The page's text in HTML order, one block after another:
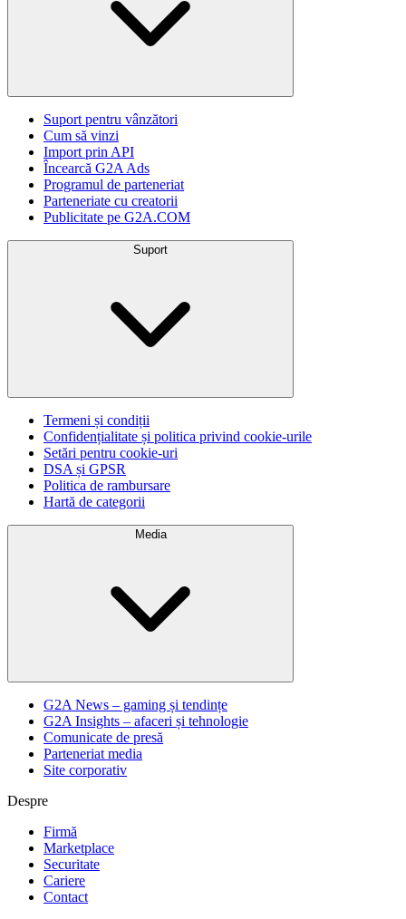
Suport pentru vânzători
Cum să vinzi
Import prin API
Încearcă G2A Ads
Programul de parteneriat
Parteneriate cu creatorii
Publicitate pe G2A.COM
Suport
Termeni și condiții
Confidențialitate și politica privind cookie-urile
Setări pentru cookie-uri
DSA și GPSR
Politica de rambursare
Hartă de categorii
Media
G2A News – gaming și tendințe
G2A Insights – afaceri și tehnologie
Comunicate de presă
Parteneriat media
Site corporativ
Despre
Firmă
Marketplace
Securitate
Cariere
Contact